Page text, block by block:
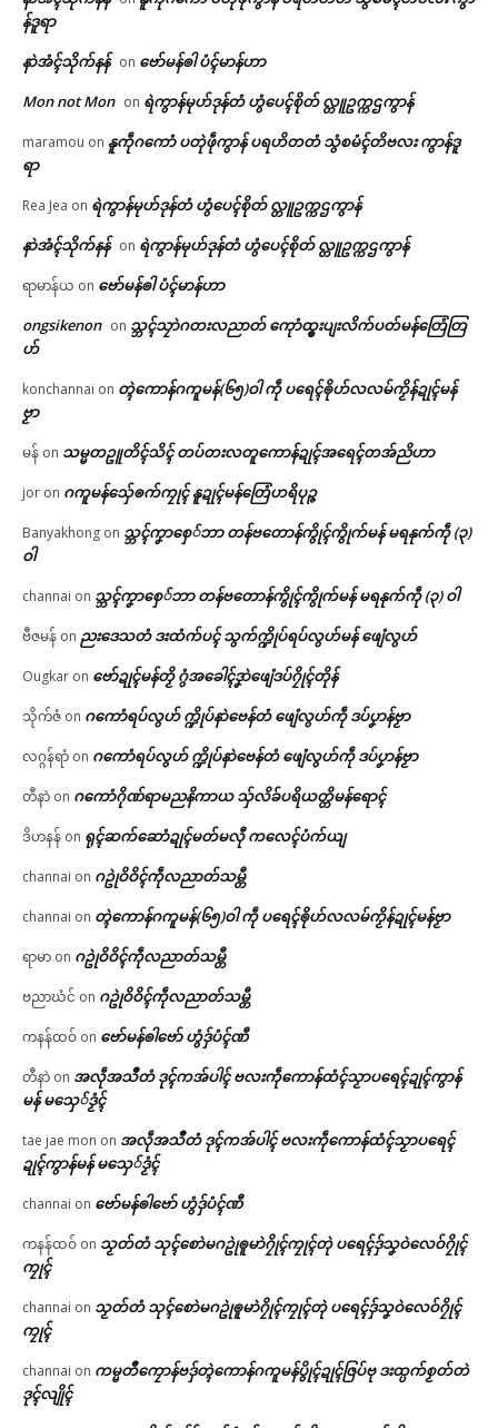
န်ဒူရာ
နာဲအံၚ်သိုက်နန် on ဗော်မန်ၜါ ပံၚ်မာန်ဟာ
Mon not Mon on ရဲကွာန်မုဟ်ဒုန်တံ ဟွံပေၚ်စိုတ် လ္တူဥက္ကဌကွာန်
maramou on နူကဵုဂကောံ ပတုဲဖဵုကွာန် ပရဟိတတံ သွံစမံၚ်တိဗလး ကွာန်ဒူ
ရာ
Rea Jea on ရဲကွာန်မုဟ်ဒုန်တံ ဟွံပေၚ်စိုတ် လ္တူဥက္ကဌကွာန်
နာဲအံၚ်သိုက်နန် on ရဲကွာန်မုဟ်ဒုန်တံ ဟွံပေၚ်စိုတ် လ္တူဥက္ကဌကွာန်
ရာမာန်ယ on ဗော်မန်ၜါ ပံၚ်မာန်ဟာ
ongsikenon on သ္ဘၚ်သၠာဲဂတးလညာတ် ကေုာံထ္ၜးပျးလိက်ပတ်မန်တြေံတြ
ဟ်
konchannai on တ္ၚဲကောန်ဂကူမန်(၆၅)ဝါ ကဵု ပရေၚ်ၜိုဟ်လလမ်ကၟိန်ဍုၚ်မန်
ဗၟာ
မန် on သမ္မတဥူတိၚ်သိၚ် တပ်တးလတူကောန်ဍုၚ်အရေၚ်တအ်ညိဟာ
jor on ဂကူမန်​သှ်ေၜက်ကၠုၚ် နူဍုၚ်မန်တြေံဟရိပုဉ္ဇ
Banyakhong on သ္ဘၚ်ကၞာစှေ်ဘာ တန်ဗတောန်ကွိုၚ်ကွိုက်မန် မရနုက်ကဵု (၃)
ဝါ
channai on သ္ဘၚ်ကၞာစှေ်ဘာ တန်ဗတောန်ကွိုၚ်ကွိုက်မန် မရနုက်ကဵု (၃) ဝါ
ဗီဇမန် on ညးဒေသတံ ဒးထံက်ပၚ် သွက်က္ဍိုပ်ရပ်လွဟ်မန် ဖျေံလွဟ်
Ougkar on ဗော်ဍုၚ်မန်တၟိ ဂွံအခေါၚ်ဒၞာဲဖျေံဒပ်ဂၠိုၚ်တိုန်
သိုက်ဇံ on ဂကောံရပ်လွဟ် က္ဍိုပ်နာဲဗေန်တံ ဖျေံလွဟ်ကဵု ဒပ်ပၞာန်ဗၟာ
လဂ္ဂန်ရာံ on ဂကောံရပ်လွဟ် က္ဍိုပ်နာဲဗေန်တံ ဖျေံလွဟ်ကဵု ဒပ်ပၞာန်ဗၟာ
တီနာဲ on ဂကောံဂိုဏ်ရာမညနိကာယ သှ်လိခ်ပရိယတ္တိမန်ရောၚ်
ဒိဟနန် on ရုၚ်ဆက်ဆောံဍုၚ်မတ်မလီု ကလေၚ်ပံက်ယျ
channai on ဂဥုဲဝိဝိၚ်ကဵုလညာတ်သမ္တီ
channai on တ္ၚဲကောန်ဂကူမန်(၆၅)ဝါ ကဵု ပရေၚ်ၜိုဟ်လလမ်ကၟိန်ဍုၚ်မန်ဗၟာ
ရာမာ on ဂဥုဲဝိဝိၚ်ကဵုလညာတ်သမ္တီ
ဗညာဃံင် on ဂဥုဲဝိဝိၚ်ကဵုလညာတ်သမ္တီ
ကနန်ထဝ် on ဗော်မန်ၜါဗော် ဟွံဒှ်ပံၚ်ဏီ
တီနာဲ on အလဵုအသဳတံ ဒုၚ်ကအ်ပါၚ် ဗလးကဵုကောန်ထံၚ်သၟာပရေၚ်ဍုၚ်ကွာန်
မန် မသှေ်ဒၟံၚ်
tae jae mon on အလဵုအသဳတံ ဒုၚ်ကအ်ပါၚ် ဗလးကဵုကောန်ထံၚ်သၟာပရေၚ်
ဍုၚ်ကွာန်မန် မသှေ်ဒၟံၚ်
channai on ဗော်မန်ၜါဗော် ဟွံဒှ်ပံၚ်ဏီ
ကနန်ထဝ် on သၟတ်တံ သုၚ်စောဲမဂဥုဲၜူမာဲဂၠိုၚ်ကၠုၚ်တုဲ ပရေၚ်ဒှ်သၞဝဲလေဝ်ဂၠိုၚ်
ကၠုၚ်
channai on သၟတ်တံ သုၚ်စောဲမဂဥုဲၜူမာဲဂၠိုၚ်ကၠုၚ်တုဲ ပရေၚ်ဒှ်သၞဝဲလေဝ်ဂၠိုၚ်
ကၠုၚ်
channai on ကမ္မတဳကၠောန်ဗဒှ်တ္ၚဲကောန်ဂကူမန်ပွိုၚ်ဍုၚ်ဇြပ်ဗု ဒးထ္ပက်စၟတ်တဲ
ဒုၚ်လျိုၚ်